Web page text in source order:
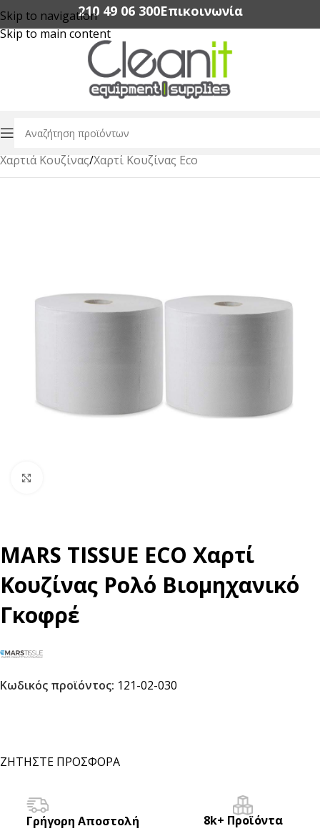
Skip to navigation
Skip to main content
210 49 06 300‬Επικοινωνία
Αρχική σελίδα/Χαρτικά Είδη Επαγγελματικής Χρήσης
Χαρτιά Κουζίνας/Χαρτί Κουζίνας Eco
MARS TISSUE ECO Χαρτί
Κουζίνας Ρολό Βιομηχανικό
Γκοφρέ
Κωδικός προϊόντος: 121-02-030
ΖΗΤΗΣΤΕ ΠΡΟΣΦΟΡΑ
Γρήγορη Αποστολή 8k+ Προϊόντα